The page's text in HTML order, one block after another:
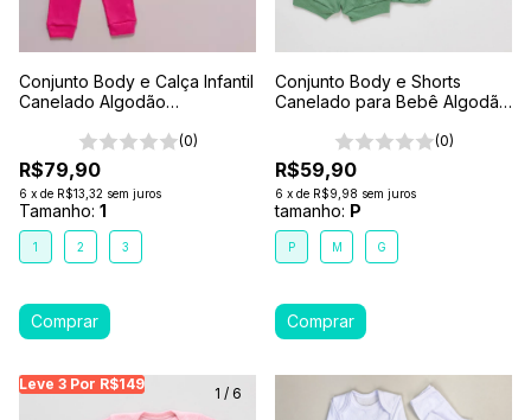
Conjunto Body e Calça Infantil
Canelado Algodão
(0)
R$79,90
6 x de R$13,32 sem juros
Tamanho: 1
1 2 3
Conjunto Body e Shorts
Canelado para Bebê Algodão
(0)
R$59,90
6 x de R$9,98 sem juros
tamanho: P
P M G
Leve 3 Por R$149
Leve 3 Por R$149 Leve 3 Por R$149
1 / 6